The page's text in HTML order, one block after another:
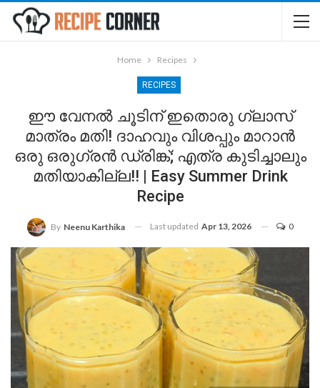
Home Recipes
RECIPES
ഈ വേനൽ ചൂടിന് ഇതൊരു ഗ്ലാസ്‌
മാത്രം മതി! ദാഹവും വിശപ്പും മാറാൻ
ഒരു ഒരുഗ്രൻ ഡ്രിങ്ക്; എത്ര കുടിച്ചാലും
മതിയാകില്ല!! | Easy Summer Drink
Recipe
By Neenu Karthika Last updated Apr 13, 2026 0